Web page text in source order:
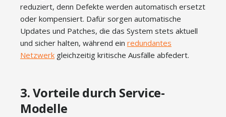
reduziert, denn Defekte werden automatisch ersetzt
oder kompensiert. Dafür sorgen automatische
Updates und Patches, die das System stets aktuell
und sicher halten, während ein redundantes
Netzwerk gleichzeitig kritische Ausfälle abfedert.
3. Vorteile durch Service-
Modelle